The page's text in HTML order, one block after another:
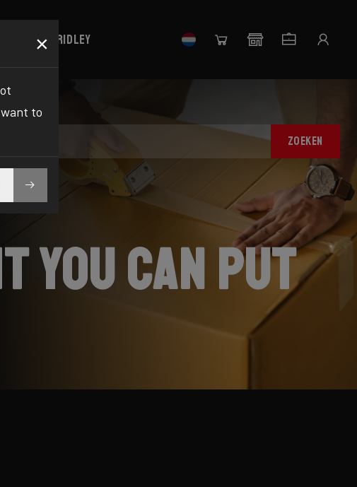
uw Ridley
ZOEKEN
you can put
×
to